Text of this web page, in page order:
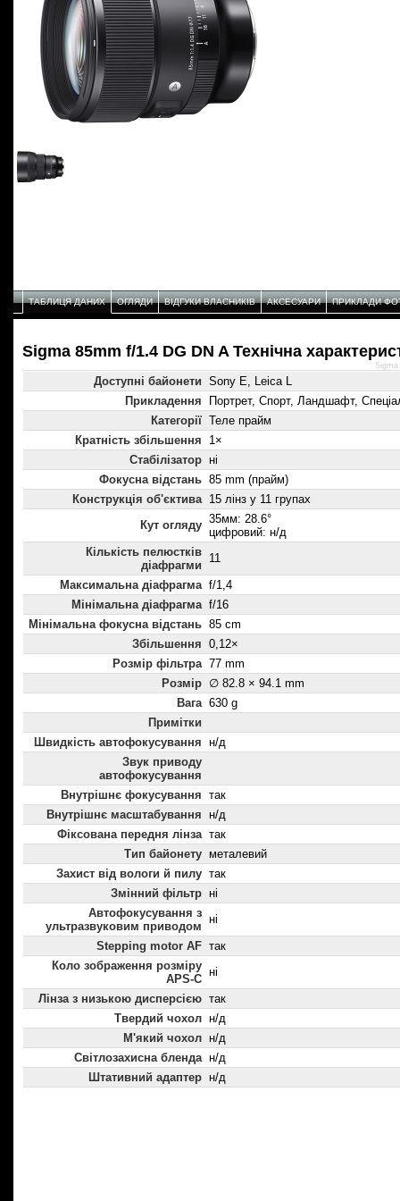
ТАБЛИЦЯ ДАНИХ ОГЛЯДИ ВІДГУКИ ВЛАСНИКІВ АКСЕСУАРИ ПРИКЛАДИ
Sigma 85mm f/1.4 DG DN A Технічнa
Доступні байонети Sony E, Leica L
Прикладення
Портрет, Спорт, Ландшафт,
Категорії Теле прайм
Кратність збільшення
1×
Стабілізатор ні
Фокусна відстань 85 mm (прайм)
Конструкція об'єктива 15 лінз у 11 групах
Кут огляду 35мм: 28.6°
цифровий: н/д
Кількість пелюстків
діафрагми
11
Максимальна діафрагма f/1,4
Мінімальна діафрагма f/16
Мінімальна фокусна відстань 85 cm
Збільшення 0,12×
Розмір фільтра 77 mm
Розмір ∅ 82.8 × 94.1 mm
Вага 630 g
Примітки
Швидкість автофокусування н/д
Звук приводу
автофокусування
Внутрішнє фокусування так
Внутрішнє масштабування
н/д
Фіксована передня лінза так
Тип байонету металевий
Захист від вологи й пилу так
Змінний фільтр ні
Автофокусування з
ультразвуковим приводом
ні
Stepping motor AF так
Коло зображення розміру
APS-C
ні
Лінза з низькою дисперсією так
Твердий чохол н/д
М'який чохол н/д
Світлозахисна бленда н/д
Штативний адаптер н/д